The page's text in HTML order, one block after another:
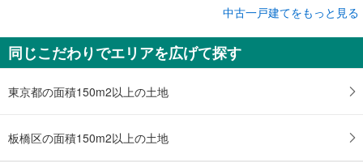
板橋区小茂根2丁目
3,480万円
4DK（1階2階それぞれ2DKとなっております）
土地面積 66.17m
中古一戸建てをもっと見る
同じこだわりでエリアを広げて探す
東京都の面積150m2以上の土地
板橋区の面積150m2以上の土地